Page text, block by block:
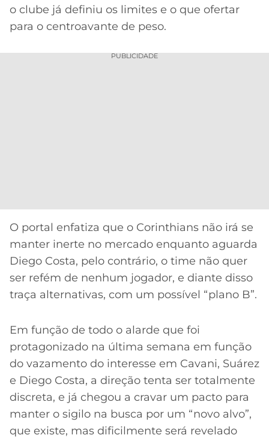
o clube já definiu os limites e o que ofertar
para o centroavante de peso.
PUBLICIDADE
O portal enfatiza que o Corinthians não irá se
manter inerte no mercado enquanto aguarda
Diego Costa, pelo contrário, o time não quer
ser refém de nenhum jogador, e diante disso
traça alternativas, com um possível “plano B”.
Em função de todo o alarde que foi
protagonizado na última semana em função
do vazamento do interesse em Cavani, Suárez
e Diego Costa, a direção tenta ser totalmente
discreta, e já chegou a cravar um pacto para
manter o sigilo na busca por um “novo alvo”,
que existe, mas dificilmente será revelado